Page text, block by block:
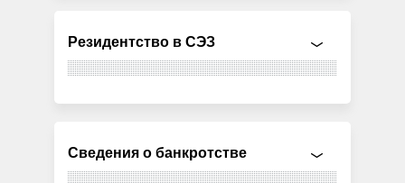
Резидентство в СЭЗ
Сведения о банкротстве